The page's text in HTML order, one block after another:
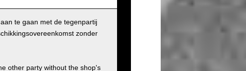
te gaan met de tegenpartij
zonder
other party without the shop's